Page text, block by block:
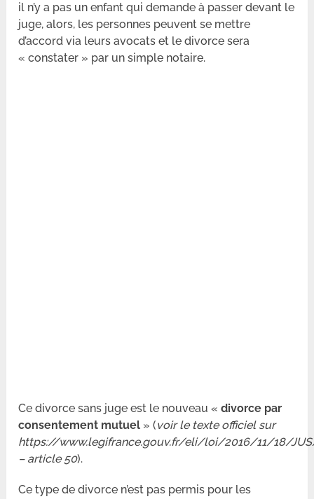
il n’y a pas un enfant qui demande à passer devant le
juge, alors, les personnes peuvent se mettre
d’accord via leurs avocats et le divorce sera
« constater » par un simple notaire.
Ce divorce sans juge est le nouveau «divorce par
consentement mutuel » (voir le texte officiel sur
https://www.legifrance.gouv.fr/eli/loi/2016/11/18/
– article 50).
Ce type de divorce n’est pas permis pour les